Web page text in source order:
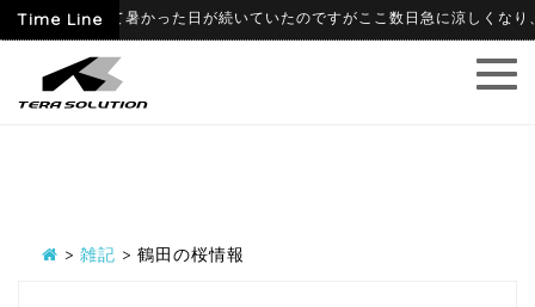
Time Line
6月に入って暑かった日が続いていたのですがここ数日急に涼しくなり、
> 雑記 > 鶴田の桜情報